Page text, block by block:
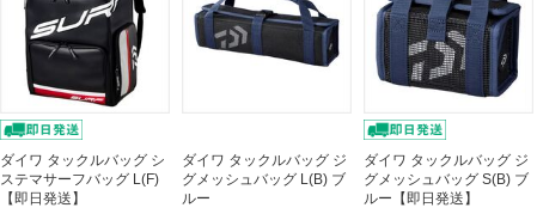
ダイワ タックルバッグ シ
ステマサーフバッグ L(F)
【即日発送】
ダイワ タックルバッグ ジ
グメッシュバッグ L(B) ブ
ルー
ダイワ タックルバッグ ジ
グメッシュバッグ S(B) ブ
ルー【即日発送】